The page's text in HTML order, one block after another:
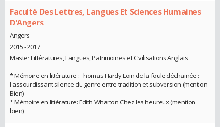
Faculté Des Lettres, Langues Et Sciences Humaines
D'Angers
Angers
2015 - 2017
Master Littératures, Langues, Patrimoines et Civilisations Anglais
* Mémoire en littérature : Thomas Hardy Loin de la foule déchainée :
l'assourdissant silence du genre entre tradition et subversion (mention
Bien)
* Mémoire en littérature: Edith Wharton Chez les heureux (mention
bien)